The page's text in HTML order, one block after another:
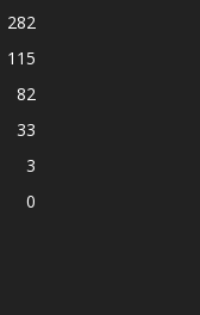
282
115
82
33
3
0